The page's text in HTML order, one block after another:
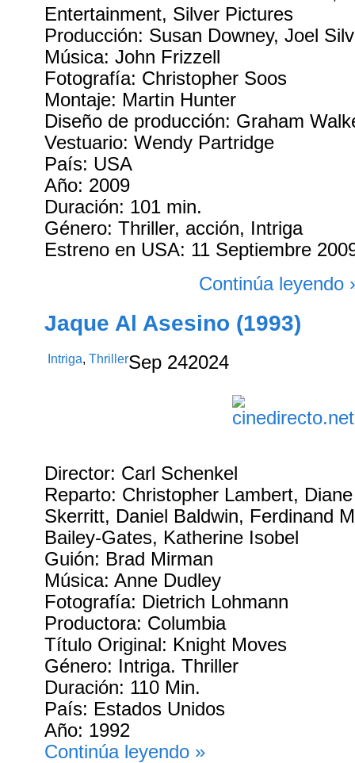
Entertainment, Silver Pictures
Producción: Susan Downey, Joel
Música: John Frizzell
Fotografía: Christopher Soos
Montaje: Martin Hunter
Diseño de producción: Graham
Vestuario: Wendy Partridge
País: USA
Año: 2009
Duración: 101 min.
Género: Thriller, acción, Intriga
Estreno en USA: 11 Septiembre
Continúa leyendo
Jaque Al Asesino (1993)
Intriga,ThrillerSep 242024
Director: Carl Schenkel
Reparto: Christopher Lambert,
Skerritt, Daniel Baldwin, Ferdinand
Bailey-Gates, Katherine Isobel
Guión: Brad Mirman
Música: Anne Dudley
Fotografía: Dietrich Lohmann
Productora: Columbia
Título Original: Knight Moves
Género: Intriga. Thriller
Duración: 110 Min.
País: Estados Unidos
Año: 1992
Continúa leyendo »